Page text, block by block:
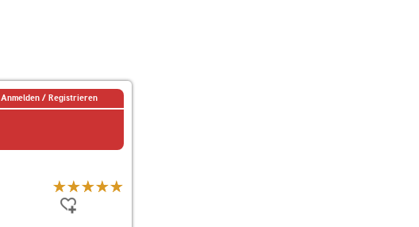
Anmelden / Registrieren